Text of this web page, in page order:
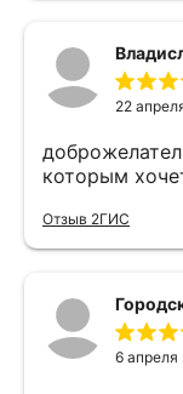
22
которым
Отзыв 2ГИС
6 апреля